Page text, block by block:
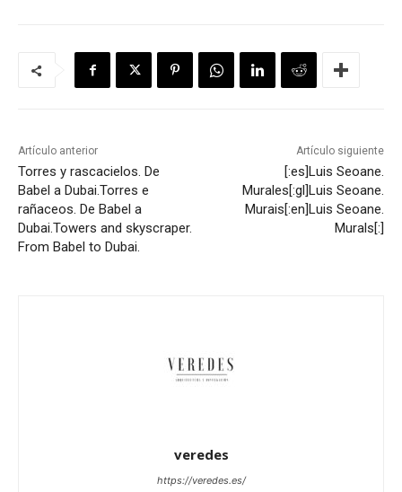
Artículo anterior
Torres y rascacielos. De
Babel a Dubai.Torres e
rañaceos. De Babel a
Dubai.Towers and skyscraper.
From Babel to Dubai.
Artículo siguiente
[:es]Luis Seoane.
Murales[:gl]Luis Seoane.
Murais[:en]Luis Seoane.
Murals[:]
veredes
https://veredes.es/